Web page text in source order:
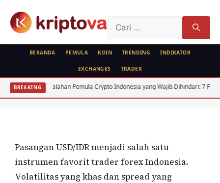
untuk:
BERANDA PEMULA KOIN TRENDING INDIKATOR
EXCHANGES TRADER
BREAKINGPemula Crypto Indonesia yang Wajib Dihindari: 7 Fatal
Strategi Scalping USD IDR dengan VWAP
dan RSI
Pasangan USD/IDR menjadi salah satu
instrumen favorit trader forex Indonesia.
Volatilitas yang khas dan spread yang